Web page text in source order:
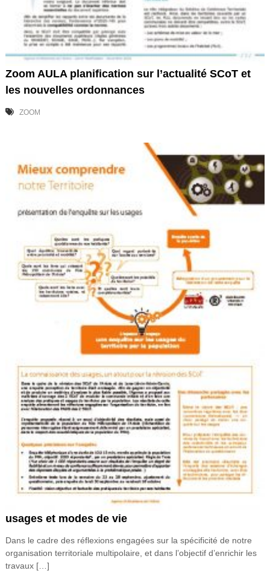
Zoom AULA planification sur l’actualité SCoT et
les nouvelles ordonnances
ZOOM
usages et modes de vie
Dans le cadre des réflexions engagées sur la spécificité de notre
organisation territoriale multipolaire, et dans l’objectif d’enrichir les
travaux […]